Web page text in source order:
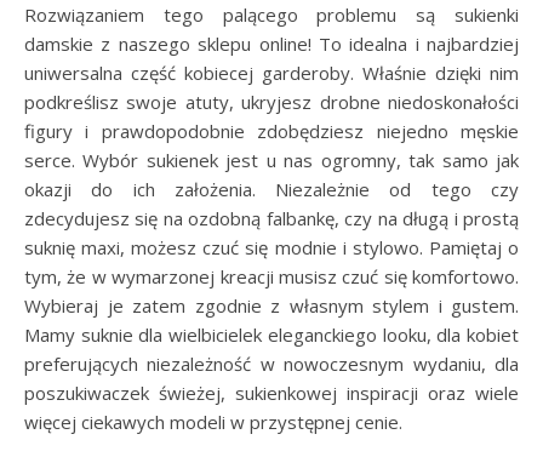
Rozwiązaniem tego palącego problemu są sukienki
damskie z naszego sklepu online! To idealna i najbardziej
uniwersalna część kobiecej garderoby. Właśnie dzięki nim
podkreślisz swoje atuty, ukryjesz drobne niedoskonałości
figury i prawdopodobnie zdobędziesz niejedno męskie
serce. Wybór sukienek jest u nas ogromny, tak samo jak
okazji do ich założenia. Niezależnie od tego czy
zdecydujesz się na ozdobną falbankę, czy na długą i prostą
suknię maxi, możesz czuć się modnie i stylowo. Pamiętaj o
tym, że w wymarzonej kreacji musisz czuć się komfortowo.
Wybieraj je zatem zgodnie z własnym stylem i gustem.
Mamy suknie dla wielbicielek eleganckiego looku, dla kobiet
preferujących niezależność w nowoczesnym wydaniu, dla
poszukiwaczek świeżej, sukienkowej inspiracji oraz wiele
więcej ciekawych modeli w przystępnej cenie.